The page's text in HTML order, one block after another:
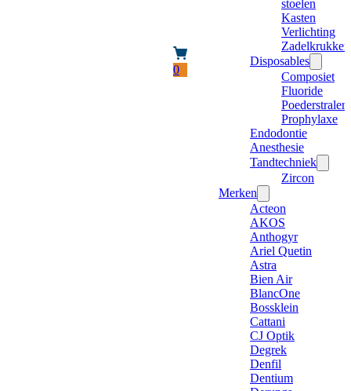
0
stoelen
Kasten
Verlichting
Zadelkrukken
Disposables
Composiet
Fluoride
Poederstraler
Prophylaxe
Endodontie
Anesthesie
Tandtechniek
Zircon
Merken
Acteon
AKOS
Anthogyr
Ariel Quetin
Astra
Bien Air
BlancOne
Bossklein
Cattani
CJ Optik
Degrek
Denfil
Dentium